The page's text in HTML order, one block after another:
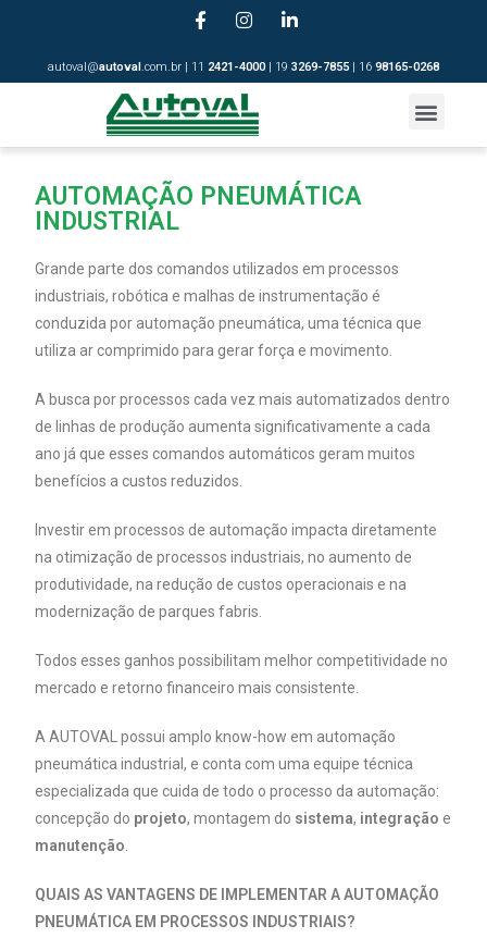
autoval@autoval.com.br | 11 2421-4000| 19 3269-7855 | 16 98165-0268
AUTOMAÇÃO PNEUMÁTICA
INDUSTRIAL
Grande parte dos comandos utilizados em processos
industriais, robótica e malhas de instrumentação é
conduzida por automação pneumática, uma técnica que
utiliza ar comprimido para gerar força e movimento.
A busca por processos cada vez mais automatizados dentro
de linhas de produção aumenta significativamente a cada
ano já que esses comandos automáticos geram muitos
benefícios a custos reduzidos.
Investir em processos de automação impacta diretamente
na otimização de processos industriais, no aumento de
produtividade, na redução de custos operacionais e na
modernização de parques fabris.
Todos esses ganhos possibilitam melhor competitividade no
mercado e retorno financeiro mais consistente.
A AUTOVAL possui amplo know-how em automação
pneumática industrial, e conta com uma equipe técnica
especializada que cuida de todo o processo da automação:
concepção do projeto, montagem do sistema, integração e
manutenção
QUAIS AS VANTAGENS DE IMPLEMENTAR A AUTOMAÇÃO
PNEUMÁTICA EM PROCESSOS INDUSTRIAIS?